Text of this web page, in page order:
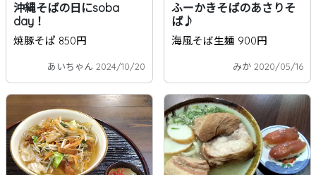
沖縄そばの日にsoba
day！
焼豚そぱ 850円
あいちゃん 2024/10/20
ふーかきそばのあさりそ
ば♪
海風そば生麺 900円
みか 2020/05/16